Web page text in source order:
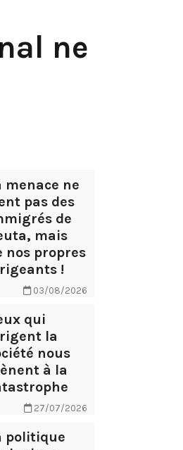
ne
menace ne
pas des
de
mais
nos propres
!
03/08/2026
qui
la
nous
à la
27/07/2026
politique